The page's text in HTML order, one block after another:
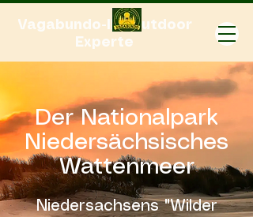
Vagabundo-Ihr Outdoor
Experte
Der Nationalpark
Niedersächsisches
Wattenmeer
Niedersachsens "Wilder